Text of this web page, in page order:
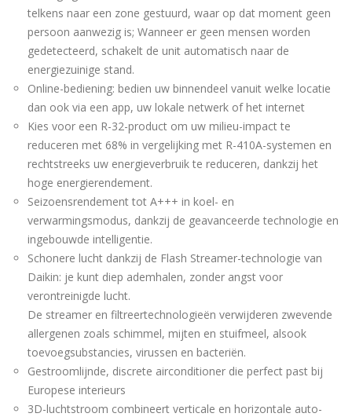
telkens naar een zone gestuurd, waar op dat moment geen
persoon aanwezig is; Wanneer er geen mensen worden
gedetecteerd, schakelt de unit automatisch naar de
energiezuinige stand.
Online-bediening: bedien uw binnendeel vanuit welke locatie
dan ook via een app, uw lokale netwerk of het internet
Kies voor een R-32-product om uw milieu-impact te
reduceren met 68% in vergelijking met R-410A-systemen en
rechtstreeks uw energieverbruik te reduceren, dankzij het
hoge energierendement.
Seizoensrendement tot A+++ in koel- en
verwarmingsmodus, dankzij de geavanceerde technologie en
ingebouwde intelligentie.
Schonere lucht dankzij de Flash Streamer-technologie van
Daikin: je kunt diep ademhalen, zonder angst voor
verontreinigde lucht.
De streamer en filtreertechnologieën verwijderen zwevende
allergenen zoals schimmel, mijten en stuifmeel, alsook
toevoegsubstancies, virussen en bacteriën.
Gestroomlijnde, discrete airconditioner die perfect past bij
Europese interieurs
3D-luchtstroom combineert verticale en horizontale auto-